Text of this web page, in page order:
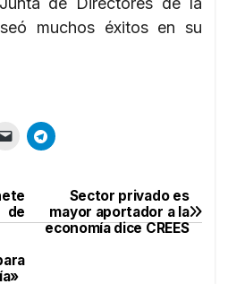
muchos éxitos en su
Sector privado es
mayor aportador a la
economía dice CREES